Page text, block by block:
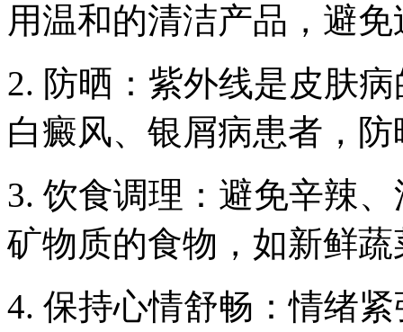
用温和的清洁产品，避
2. 防晒：紫外线是皮肤
白癜风、银屑病患者，
3. 饮食调理：避免辛辣
矿物质的食物，如新鲜
4. 保持心情舒畅：情绪